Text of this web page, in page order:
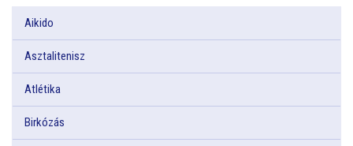
Aikido
Asztalitenisz
Atlétika
Birkózás